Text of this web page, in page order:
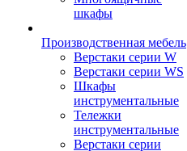
шкафы
Производственная мебель
Верстаки серии W
Верстаки серии WS
Шкафы
инструментальные
Тележки
инструментальные
Верстаки серии